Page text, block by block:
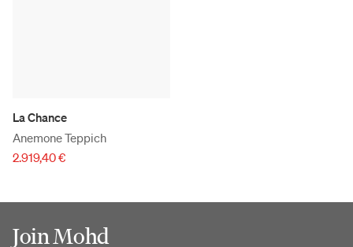
La Chance
Anemone Teppich
2.919,40 €
Join Mohd